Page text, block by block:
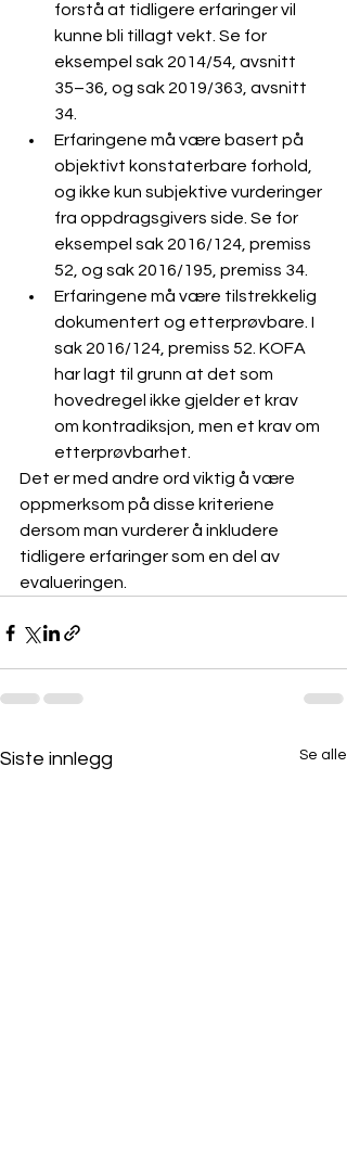
forstå at tidligere erfaringer vil
kunne bli tillagt vekt. Se for
eksempel sak 2014/54, avsnitt
35–36, og sak 2019/363, avsnitt
34.
Erfaringene må være basert på
objektivt konstaterbare forhold,
og ikke kun subjektive vurderinger
fra oppdragsgivers side. Se for
eksempel sak 2016/124, premiss
52, og sak 2016/195, premiss 34.
Erfaringene må være tilstrekkelig
dokumentert og etterprøvbare. I
sak 2016/124, premiss 52. KOFA
har lagt til grunn at det som
hovedregel ikke gjelder et krav
om kontradiksjon, men et krav om
etterprøvbarhet.
Det er med andre ord viktig å være
oppmerksom på disse kriteriene
dersom man vurderer å inkludere
tidligere erfaringer som en del av
evalueringen.
Siste innlegg Se alle